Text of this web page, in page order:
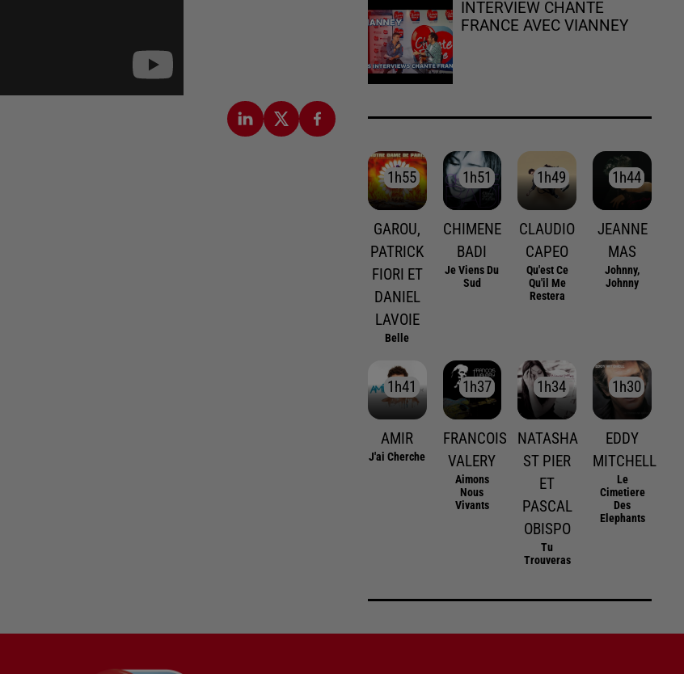
INTERVIEW CHANTE
FRANCE AVEC VIANNEY
1h55
1h55
GAROU,
PATRICK
FIORI ET
DANIEL
LAVOIE
Belle
1h51
1h51
CHIMENE
BADI
Je Viens Du
Sud
1h49
1h49
CLAUDIO
CAPEO
Qu'est Ce
Qu'il Me
Restera
1h44
1h44
JEANNE
MAS
Johnny,
Johnny
1h41
1h41
AMIR
J'ai Cherche
1h37
1h37
FRANCOIS
VALERY
Aimons
Nous
Vivants
1h34
1h34
NATASHA
ST PIER
ET
PASCAL
OBISPO
Tu
Trouveras
1h30
1h30
EDDY
MITCHELL
Le
Cimetiere
Des
Elephants